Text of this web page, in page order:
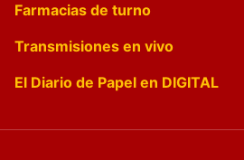
Farmacias de turno
Transmisiones en vivo
El Diario de Papel en DIGITAL